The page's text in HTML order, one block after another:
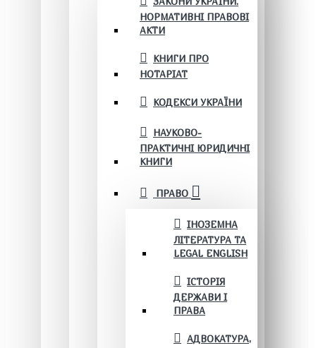
НОРМАТИВНІ ПРАВОВІ
АКТИ
КНИГИ ПРО
НОТАРІАТ
КОДЕКСИ УКРАЇНИ
НАУКОВО-
ПРАКТИЧНІ ЮРИДИЧНІ
КНИГИ
ПРАВО
ІНОЗЕМНА
ЛІТЕРАТУРА ТА
LEGAL ENGLISH
ІСТОРІЯ
ДЕРЖАВИ І
ПРАВА
АДВОКАТУРА,